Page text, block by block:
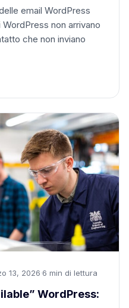
email WordPress
non arrivano
che non inviano
13, 2026·6 min di lettura
WordPress: